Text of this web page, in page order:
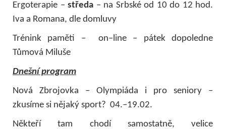
Ergoterapie – středa – na Srbské od 10 do 12 hod.
Iva a Romana, dle domluvy
Trénink paměti – on–line – pátek dopoledne
Tůmová Miluše
Dnešní program
Nová Zbrojovka – Olympiáda i pro seniory –
zkusíme si nějaký sport? 04.–19.02.
Někteří tam chodí samostatně, velice